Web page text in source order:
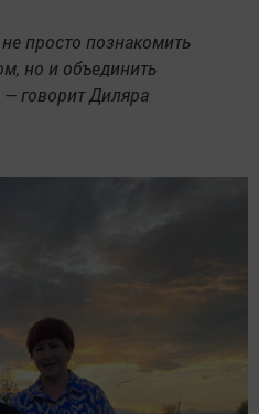
просто познакомить
но и объединить
— говорит Диляра